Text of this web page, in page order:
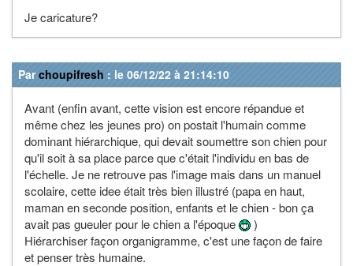
Je caricature?
Parchoupifresh : le 06/12/22 à 21:14:10
Avant (enfin avant, cette vision est encore répandue et
même chez les jeunes pro) on postait l'humain comme
dominant hiérarchique, qui devait soumettre son chien pour
qu'il soit à sa place parce que c'était l'individu en bas de
l'échelle. Je ne retrouve pas l'image mais dans un manuel
scolaire, cette idee était très bien illustré (papa en haut,
maman en seconde position, enfants et le chien - bon ça
avait pas gueuler pour le chien a l'époque
)
Hiérarchiser façon organigramme, c'est une façon de faire
et penser très humaine.